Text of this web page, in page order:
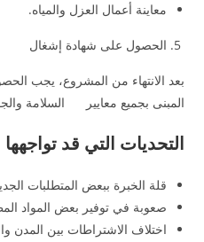
معاينة أعمال العزل والمياه.
الحصول على شهادة إشغال
بعد الانتهاء من المشروع، يجب
المبنى بجميع معايير السلامة
التحديات التي قد تواجهها
قلة الخبرة ببعض المتطلبات
صعوبة في توفير بعض المواد
اختلاف الاشتراطات بين المدن